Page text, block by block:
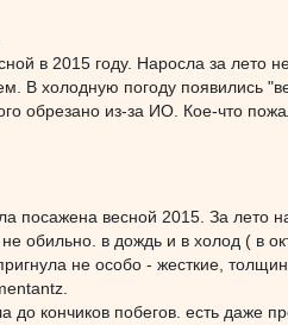
в 2015 году. Наросла за лето
В холодную погоду появились
обрезано из-за ИО. Кое-что
посажена весной 2015. За лето
не обильно. в дождь и в холод ( в
не особо - жесткие,
до кончиков побегов. есть даже